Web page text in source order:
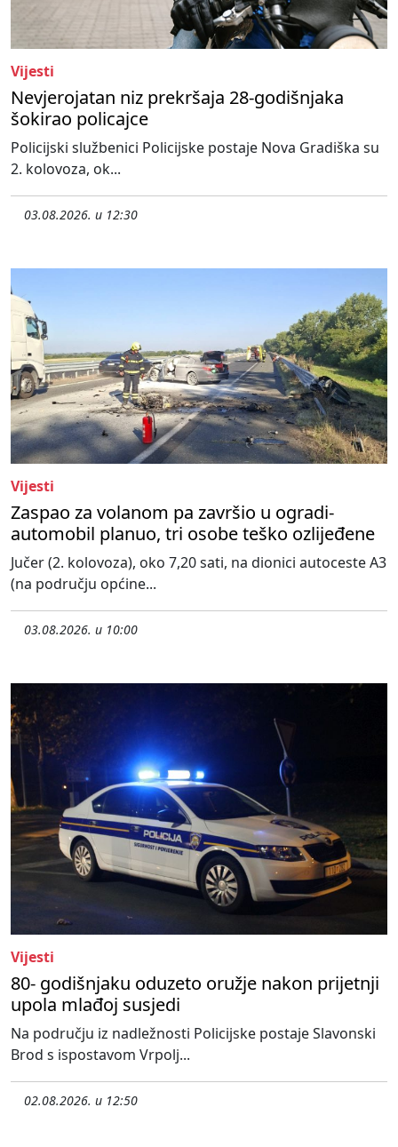
Vijesti
Nevjerojatan niz prekršaja 28-godišnjaka
šokirao policajce
Policijski službenici Policijske postaje Nova Gradiška su
2. kolovoza, ok...
03.08.2026. u 12:30
Vijesti
Zaspao za volanom pa završio u ogradi-
automobil planuo, tri osobe teško ozlijeđene
Jučer (2. kolovoza), oko 7,20 sati, na dionici autoceste A3
(na području općine...
03.08.2026. u 10:00
Vijesti
80- godišnjaku oduzeto oružje nakon prijetnji
upola mlađoj susjedi
Na području iz nadležnosti Policijske postaje Slavonski
Brod s ispostavom Vrpolj...
02.08.2026. u 12:50